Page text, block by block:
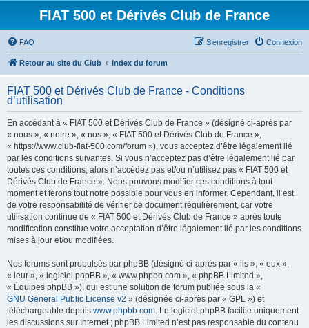
FIAT 500 et Dérivés Club de France
FAQ Connexion
S’enregistrer
Retour au site du Club Index du forum
FIAT 500 et Dérivés Club de France - Conditions
d’utilisation
En accédant à « FIAT 500 et Dérivés Club de France » (désigné ci-après par
« nous », « notre », « nos », « FIAT 500 et Dérivés Club de France »,
« https://www.club-fiat-500.com/forum »), vous acceptez d’être légalement lié
par les conditions suivantes. Si vous n’acceptez pas d’être légalement lié par
toutes ces conditions, alors n’accédez pas et/ou n’utilisez pas « FIAT 500 et
Dérivés Club de France ». Nous pouvons modifier ces conditions à tout
moment et ferons tout notre possible pour vous en informer. Cependant, il est
de votre responsabilité de vérifier ce document régulièrement, car votre
utilisation continue de « FIAT 500 et Dérivés Club de France » après toute
modification constitue votre acceptation d’être légalement lié par les conditions
mises à jour et/ou modifiées.
Nos forums sont propulsés par phpBB (désigné ci-après par « ils », « eux »,
« leur », « logiciel phpBB », « www.phpbb.com », « phpBB Limited »,
« Équipes phpBB »), qui est une solution de forum publiée sous la «
GNU General Public License v2 » (désignée ci-après par « GPL ») et
téléchargeable depuis www.phpbb.com. Le logiciel phpBB facilite uniquement
les discussions sur Internet ; phpBB Limited n’est pas responsable du contenu